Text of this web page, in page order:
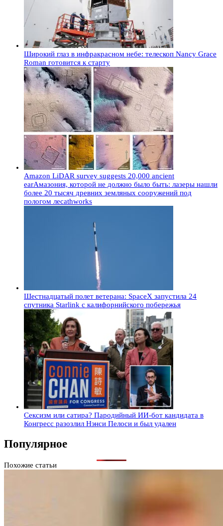
Широкий глаз в инфракрасном небе: телескоп Nancy Grace
Roman готовится к старту
Amazon LiDAR survey suggests 20,000 ancient
earАмазония, которой не должно было быть: лазеры нашли
более 20 тысяч древних земляных сооружений под
пологом лесаthworks
Шестнадцатый полет ветерана: SpaceX запустила 24
спутника Starlink с калифорнийского побережья
Сексизм или сатира? Пародийный ИИ-бот кандидата в
Конгресс разозлил Нэнси Пелоси и был удален
Популярное
Похожие статьи